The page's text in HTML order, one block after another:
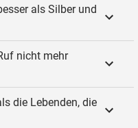
als Silber und
nicht mehr
die Lebenden, die